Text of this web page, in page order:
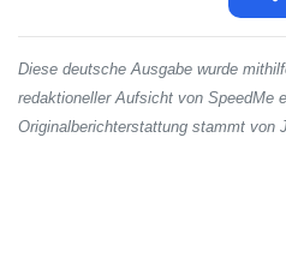
Diese deutsche Ausgabe wurde
redaktioneller Aufsicht von SpeedMe
Originalberichterstattung stammt von